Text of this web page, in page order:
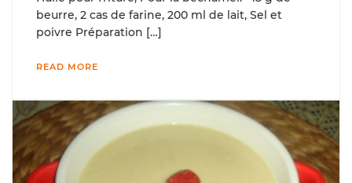
beurre, 2 cas de farine, 200 ml de lait, Sel et
poivre Préparation […]
READ MORE